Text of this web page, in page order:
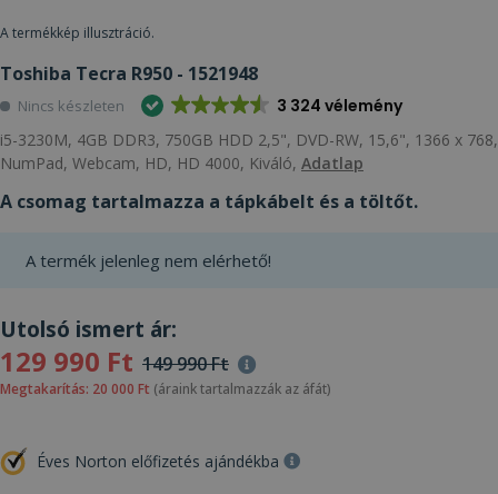
A termékkép illusztráció.
Toshiba Tecra R950 - 1521948
Nincs készleten 3 324 vélemény
i5-3230M, 4GB DDR3, 750GB HDD 2,5", DVD-RW, 15,6", 1366 x 768,
NumPad, Webcam, HD, HD 4000, Kiváló, Adatlap
A csomag tartalmazza a tápkábelt és a töltőt.
A termék jelenleg nem elérhető!
Utolsó ismert ár:
129 990 Ft 149 990 Ft
Megtakarítás: 20 000 Ft (áraink tartalmazzák az áfát)
Éves Norton előfizetés ajándékba